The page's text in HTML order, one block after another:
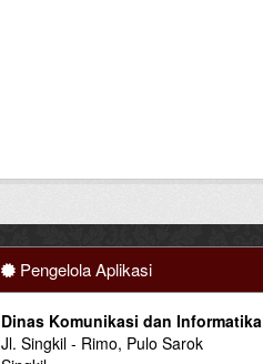
Pengelola Aplikasi
Dinas Komunikasi dan Informatika
Jl. Singkil - Rimo, Pulo Sarok